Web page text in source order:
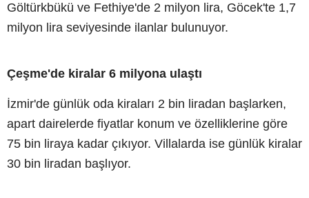
Göltürkbükü ve Fethiye'de 2 milyon lira, Göcek'te 1,7
milyon lira seviyesinde ilanlar bulunuyor.
Çeşme'de kiralar 6 milyona ulaştı
İzmir'de günlük oda kiraları 2 bin liradan başlarken,
apart dairelerde fiyatlar konum ve özelliklerine göre
75 bin liraya kadar çıkıyor. Villalarda ise günlük kiralar
30 bin liradan başlıyor.